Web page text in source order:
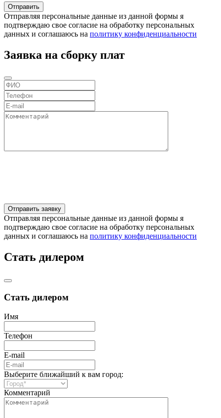
Отправляя персональные данные из данной формы я
подтверждаю свое согласие на обработку персональных
данных и соглашаюсь на политику конфиденциальности
Заявка на сборку плат
Отправляя персональные данные из данной формы я
подтверждаю свое согласие на обработку персональных
данных и соглашаюсь на политику конфиденциальности
Стать дилером
Стать дилером
Имя
Телефон
E-mail
Выберите ближайший к вам город:
Комментарий